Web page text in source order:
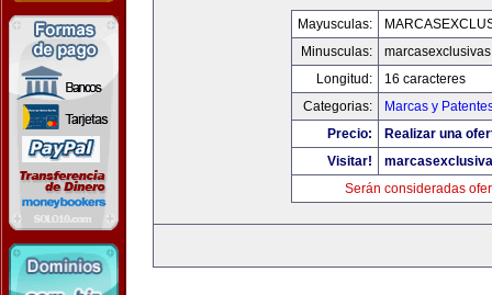
Mayusculas:
Minusculas:
Longitud:
16 caracteres
Categorias:
Marcas y
Precio:
Realizar una
Visitar!
Serán consideradas